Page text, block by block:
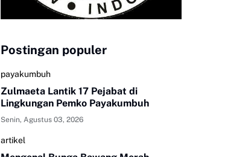
Postingan populer
payakumbuh
Zulmaeta Lantik 17 Pejabat di
Lingkungan Pemko Payakumbuh
Senin, Agustus 03, 2026
artikel